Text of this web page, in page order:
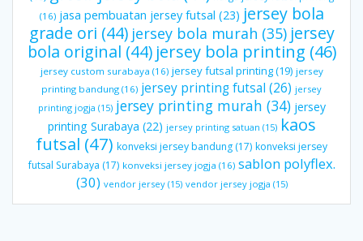
(16) jasa pembuatan jersey futsal (23) jersey bola
grade ori (44) jersey bola murah (35) jersey
bola original (44) jersey bola printing (46)
jersey custom surabaya (16) jersey futsal printing(19) jersey
printing bandung (16) jersey printing futsal (26) jersey
printing jogja (15) jersey printing murah (34) jersey
printing Surabaya (22) jersey printing satuan (15) kaos
futsal (47) konveksi jersey bandung (17) konveksi jersey
futsal Surabaya (17) konveksi jersey jogja (16) sablon polyflex.
(30) vendor jersey(15) vendor jersey jogja (15)